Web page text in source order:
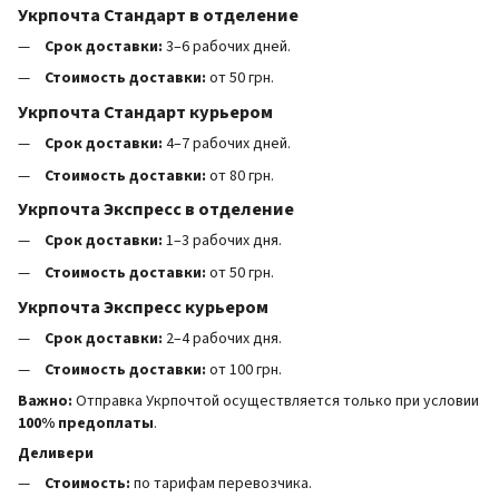
Укрпочта Стандарт в отделение
Срок доставки: 3–6 рабочих дней.
Стоимость доставки: от 50 грн.
Укрпочта Стандарт курьером
Срок доставки: 4–7 рабочих дней.
Стоимость доставки: от 80 грн.
Укрпочта Экспресс в отделение
Срок доставки: 1–3 рабочих дня.
Стоимость доставки: от 50 грн.
Укрпочта Экспресс курьером
Срок доставки: 2–4 рабочих дня.
Стоимость доставки: от 100 грн.
Важно: Отправка Укрпочтой осуществляется только при условии
100% предоплаты.
Деливери
Стоимость: по тарифам перевозчика.